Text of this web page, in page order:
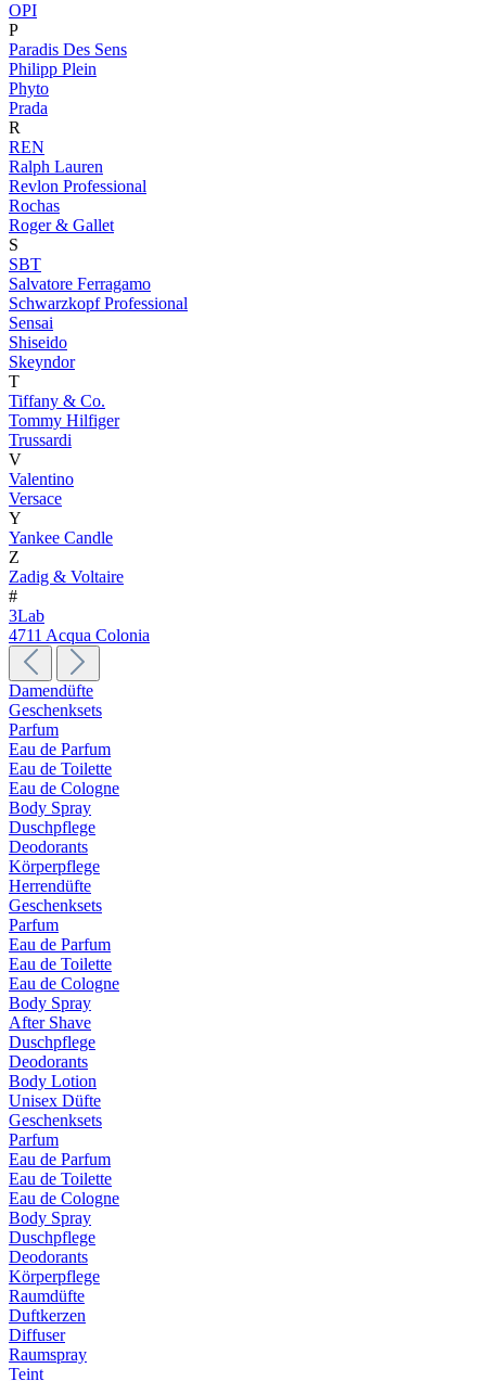
OPI
P
Paradis Des Sens
Philipp Plein
Phyto
Prada
R
REN
Ralph Lauren
Revlon Professional
Rochas
Roger & Gallet
S
SBT
Salvatore Ferragamo
Schwarzkopf Professional
Sensai
Shiseido
Skeyndor
T
Tiffany & Co.
Tommy Hilfiger
Trussardi
V
Valentino
Versace
Y
Yankee Candle
Z
Zadig & Voltaire
#
3Lab
4711 Acqua Colonia
Damendüfte
Geschenksets
Parfum
Eau de Parfum
Eau de Toilette
Eau de Cologne
Body Spray
Duschpflege
Deodorants
Körperpflege
Herrendüfte
Geschenksets
Parfum
Eau de Parfum
Eau de Toilette
Eau de Cologne
Body Spray
After Shave
Duschpflege
Deodorants
Body Lotion
Unisex Düfte
Geschenksets
Parfum
Eau de Parfum
Eau de Toilette
Eau de Cologne
Body Spray
Duschpflege
Deodorants
Körperpflege
Raumdüfte
Duftkerzen
Diffuser
Raumspray
Teint